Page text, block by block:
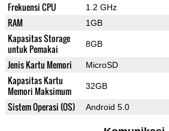
Frekuensi CPU 1.2 GHz
RAM 1GB
Kapasitas Storage
untuk Pemakai
8GB
Jenis Kartu Memori MicroSD
Kapasitas Kartu
Memori Maksimum
32GB
Sistem Operasi (OS) Android 5.0